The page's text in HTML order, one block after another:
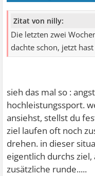
Zitat von nilly:
Die letzten zwei
dachte schon, jetzt
sieh das mal so :
hochleistungssport.
ansiehst, stellst du
ziel laufen oft noch
drehen. in dieser
eigentlich durchs
zusätzliche runde.....